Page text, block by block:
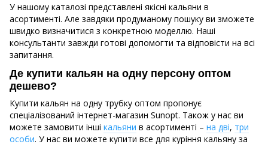
У нашому каталозі представлені якісні кальяни в
асортименті. Але завдяки продуманому пошуку ви зможете
швидко визначитися з конкретною моделлю. Наші
консультанти завжди готові допомогти та відповісти на всі
запитання.
Де купити кальян на одну персону оптом
дешево?
Купити кальян на одну трубку оптом пропонує
спеціалізований інтернет-магазин Sunopt. Також у нас ви
можете замовити інші кальяни в асортименті – на дві, три
особи. У нас ви можете купити все для куріння кальяну за